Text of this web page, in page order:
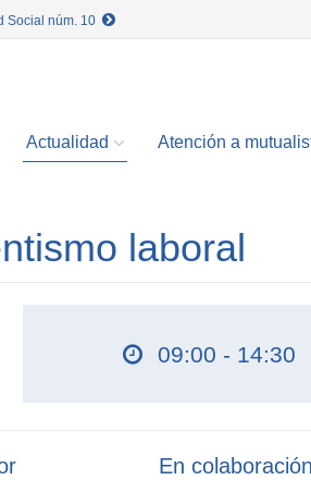
Social núm. 10
Actualidad Atención a
laboral
09:00 - 14:30
En